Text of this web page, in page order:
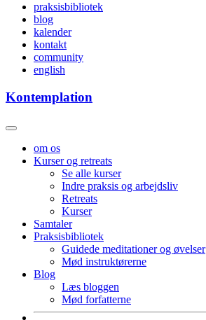
praksisbibliotek
blog
kalender
kontakt
community
english
Kontemplation
om os
Kurser og retreats
Se alle kurser
Indre praksis og arbejdsliv
Retreats
Kurser
Samtaler
Praksisbibliotek
Guidede meditationer og øvelser
Mød instruktørerne
Blog
Læs bloggen
Mød forfatterne